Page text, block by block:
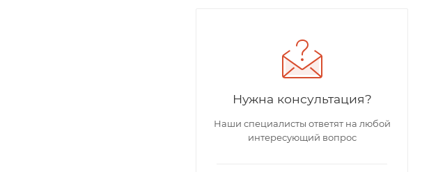
Нужна консультация?
Наши специалисты ответят на любой
интересующий вопрос